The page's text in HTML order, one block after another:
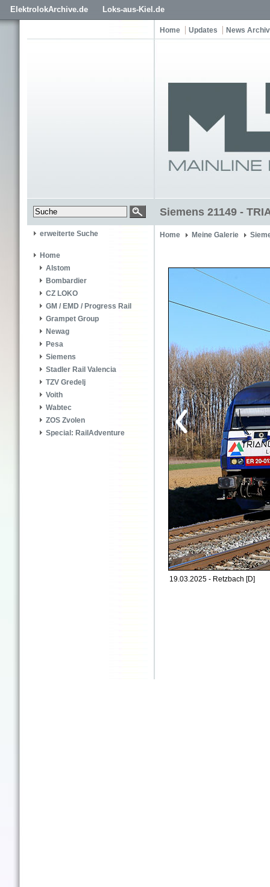
ElektrolokArchive.de Loks-aus-Kiel.de
Home Updates News Archiv
Siemens 21149 -
erweiterte Suche
Home
Alstom
Bombardier
CZ LOKO
GM / EMD / Progress Rail
Grampet Group
Newag
Pesa
Siemens
Stadler Rail Valencia
TZV Gredelj
Voith
Wabtec
ZOS Zvolen
Special: RailAdventure
Home Meine Galerie
19.03.2025 - Retzbach [D]